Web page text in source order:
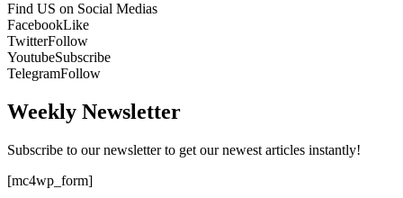
Find US on Social Medias
FacebookLike
TwitterFollow
YoutubeSubscribe
TelegramFollow
Weekly Newsletter
Subscribe to our newsletter to get our newest articles instantly!
[mc4wp_form]